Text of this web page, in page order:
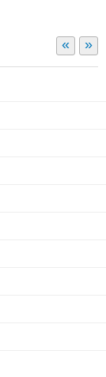
« »